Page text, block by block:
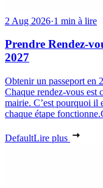
2 Aug 2026·1 min à lire
Prendre Rendez-
2027
Obtenir un passeport en
Chaque rendez-vous est
mairie. C’est pourquoi il
chaque étape
DefaultLire plus